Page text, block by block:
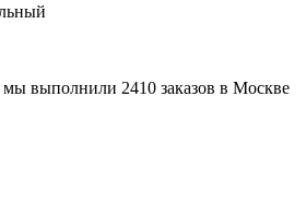
выполнили 2410 заказов в Москве